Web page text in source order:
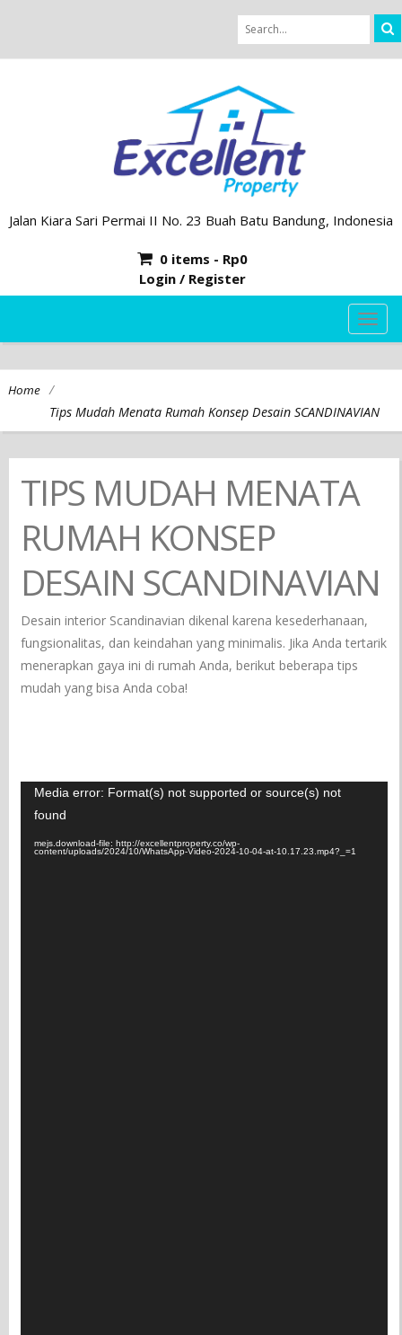
Jalan Kiara Sari Permai II No. 23 Buah Batu Bandung, Indonesia
0 items - Rp0
Login / Register
Home /
Tips Mudah Menata Rumah Konsep Desain SCANDINAVIAN
TIPS MUDAH MENATA
RUMAH KONSEP
DESAIN SCANDINAVIAN
Desain interior Scandinavian dikenal karena kesederhanaan,
fungsionalitas, dan keindahan yang minimalis. Jika Anda tertarik
menerapkan gaya ini di rumah Anda, berikut beberapa tips
mudah yang bisa Anda coba!
Video
Player
Media error: Format(s) not supported or source(s) not
found
mejs.download-file: http://excellentproperty.co/wp-
content/uploads/2024/10/WhatsApp-Video-2024-10-04-at-10.17.23.mp4?_=1